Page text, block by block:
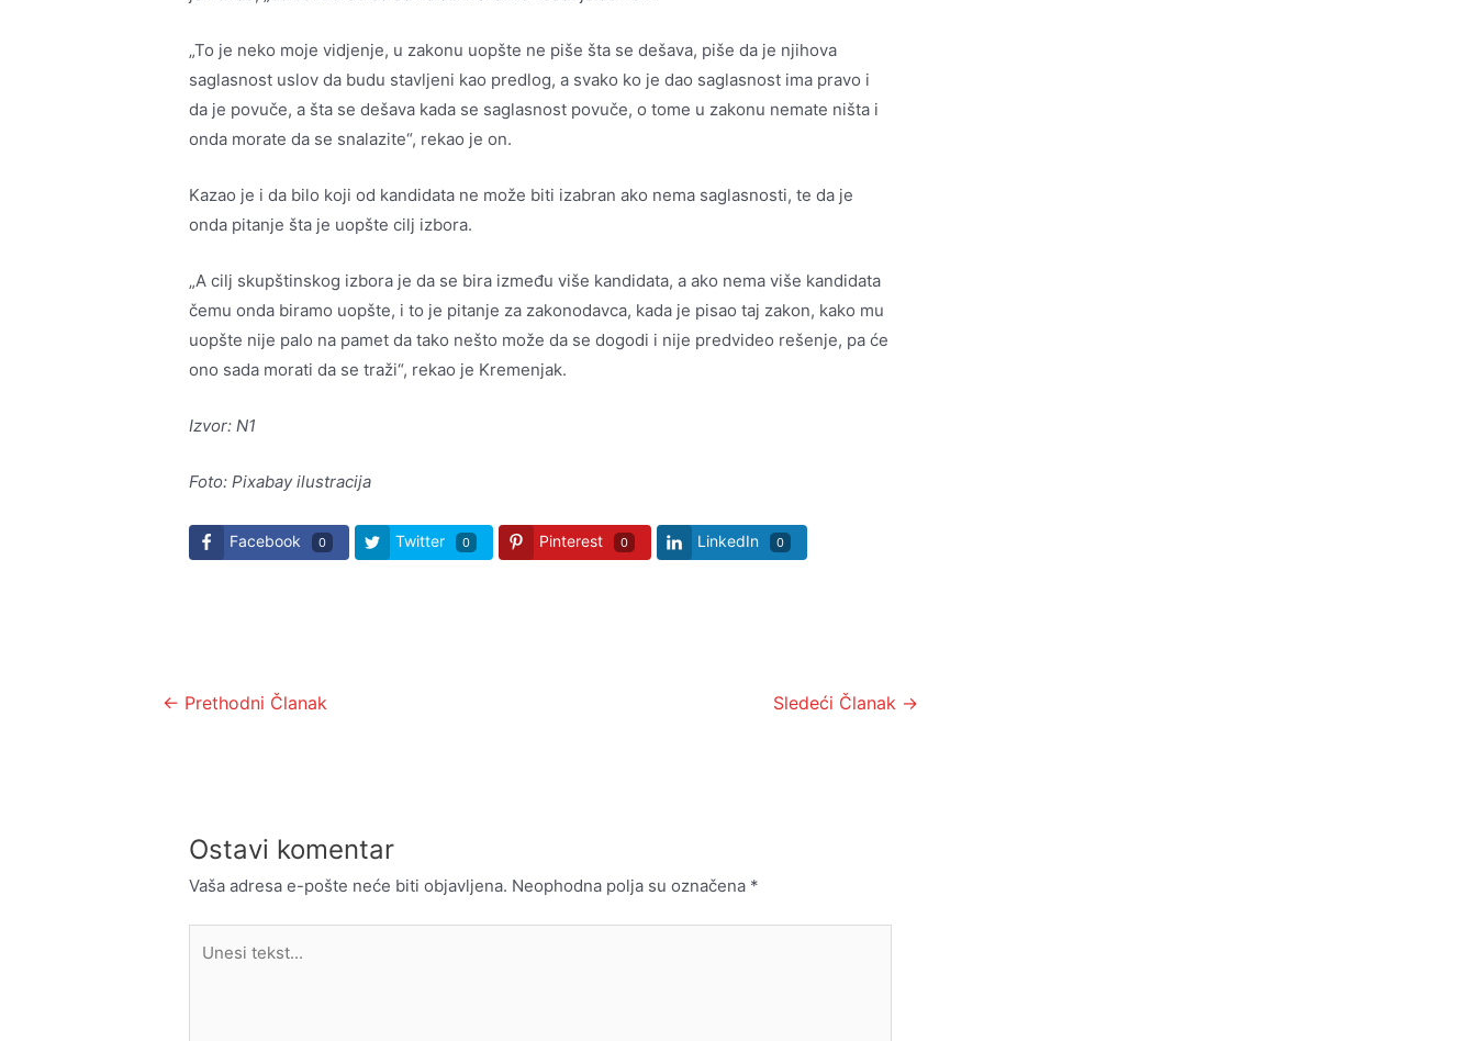
„To je neko moje vidjenje, u zakonu uopšte ne piše šta se dešava, piše da je njihova
saglasnost uslov da budu stavljeni kao predlog, a svako ko je dao saglasnost ima pravo i
da je povuče, a šta se dešava kada se saglasnost povuče, o tome u zakonu nemate ništa i
onda morate da se snalazite“, rekao je on.
Kazao je i da bilo koji od kandidata ne može biti izabran ako nema saglasnosti, te da je
onda pitanje šta je uopšte cilj izbora.
„A cilj skupštinskog izbora je da se bira između više kandidata, a ako nema više kandidata
čemu onda biramo uopšte, i to je pitanje za zakonodavca, kada je pisao taj zakon, kako mu
uopšte nije palo na pamet da tako nešto može da se dogodi i nije predvideo rešenje, pa će
ono sada morati da se traži“, rekao je Kremenjak.
Izvor: N1
Foto: Pixabay ilustracija
Facebook 0 Twitter 0 Pinterest 0 LinkedIn 0
Kretanje
← Prethodni Članak Sledeći Članak →
Ostavi komentar
Vaša adresa e-pošte neće biti objavljena. Neophodna polja su označena *